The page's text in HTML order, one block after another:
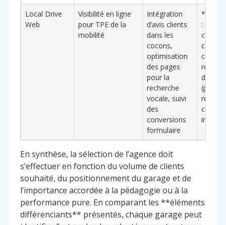
Local Drive
Web
Visibilité en ligne
pour TPE de la
mobilité
Intégration
d’avis clients
dans les
cocons,
optimisation
des pages
pour la
recherche
vocale, suivi
des
conversions
formulaire
:
(panne,
En synthèse, la sélection de l’agence doit
s’effectuer en fonction du volume de clients
souhaité, du positionnement du garage et de
l’importance accordée à la pédagogie ou à la
performance pure. En comparant les **éléments
différenciants** présentés, chaque garage peut